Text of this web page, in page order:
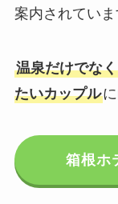
案内されていま
温泉だけでな
たいカップル
箱根ホ